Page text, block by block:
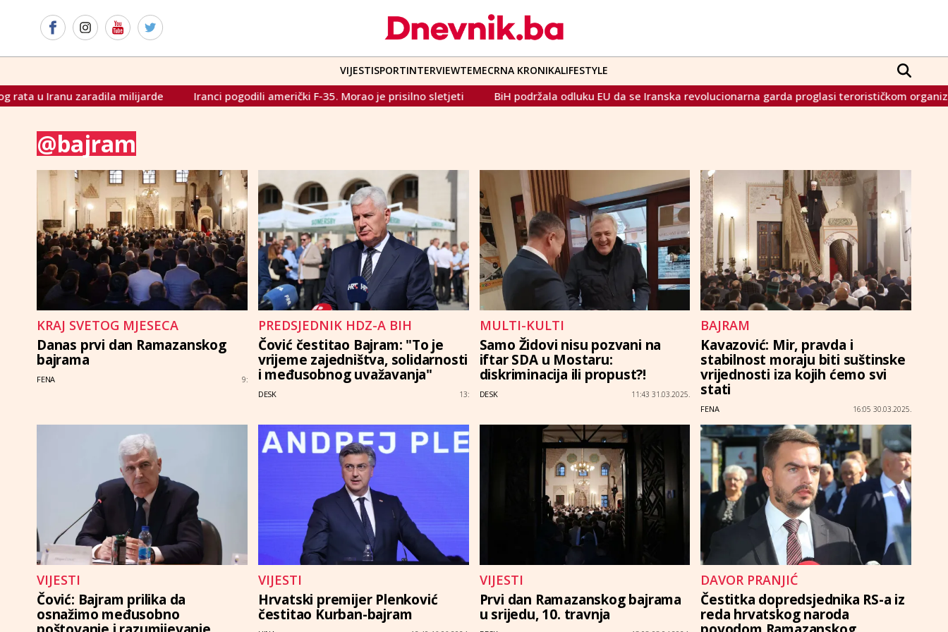
VIJESTISPORTINTERVIEWTEMECRNA KRONIKALIFESTYLE
zaradila milijarde Iranci pogodili američki F-35. Morao je prisilno sletjeti BiH podržala odluku EU da se Iranska revolucionarna garda proglasi terorističkom organizacijom
@bajram
KRAJ SVETOG MJESECA
Danas prvi dan Ramazanskog
bajrama
FENA 9:
PREDSJEDNIK HDZ-A BIH
Čović čestitao Bajram: "To je
vrijeme zajedništva, solidarnosti
i međusobnog uvažavanja"
DESK 13:
MULTI-KULTI
Samo Židovi nisu pozvani na
iftar SDA u Mostaru:
diskriminacija ili propust?!
DESK 11:43 31.03.2025.
BAJRAM
Kavazović: Mir, pravda i
stabilnost moraju biti suštinske
vrijednosti iza kojih ćemo svi
stati
FENA 16:05 30.03.2025.
VIJESTI
Čović: Bajram prilika da
osnažimo međusobno
VIJESTI
Hrvatski premijer Plenković
čestitao Kurban-bajram
VIJESTI
Prvi dan Ramazanskog bajrama
u srijedu, 10. travnja
DAVOR PRANJIĆ
Čestitka dopredsjednika RS-a iz
reda hrvatskog naroda